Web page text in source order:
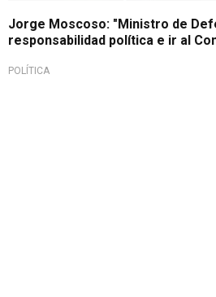
Jorge Moscoso: "Ministro de
responsabilidad política e ir al
POLÍTICA